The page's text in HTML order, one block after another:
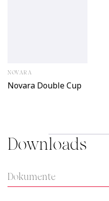
NOVARA
Novara Double Cup
Downloads
Dokumente